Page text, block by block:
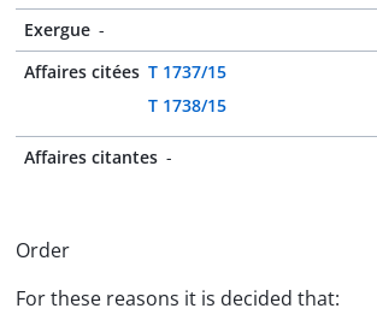
Exergue -
Affaires citées T 1737/15
T 1738/15
Affaires citantes -
Order
For these reasons it is decided that: